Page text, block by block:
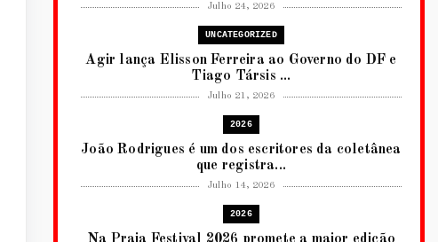
Julho 24, 2026
UNCATEGORIZED
Agir lança Elisson Ferreira ao Governo do DF e
Tiago Társis ...
Julho 21, 2026
2026
João Rodrigues é um dos escritores da coletânea
que registra...
Julho 14, 2026
2026
Na Praia Festival 2026 promete a maior edição